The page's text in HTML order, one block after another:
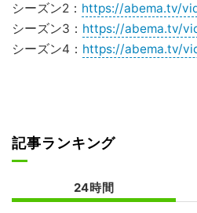
シーズン2： https://abema.tv/
シーズン3： https://abema.tv/
シーズン4： https://abema.tv/
記事ランキング
24時間